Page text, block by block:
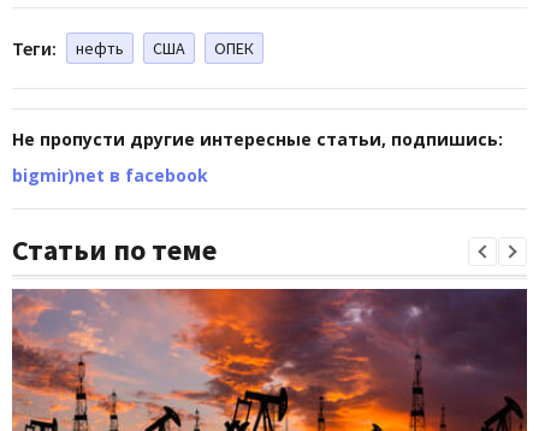
Теги: нефть США ОПЕК
Не пропусти другие интересные статьи, подпишись:
bigmir)net в facebook
Статьи по теме